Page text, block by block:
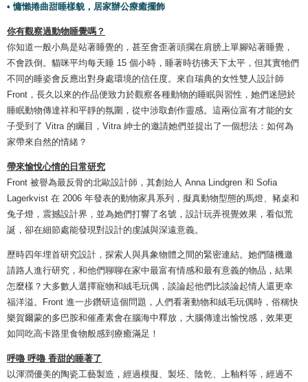
• 慵懶捲曲甜睡樣貌，居家辦公療癒擺飾
你有觀察過動物睡覺嗎？
你知道一般小鳥是站著睡覺的，甚至會歪著頭擱在肩膀上單腳站著睡覺，
不會跌倒。貓咪平均每天睡 15 個小時，睡著時彷彿天下太平，但其實牠們
不同的睡姿會反應出對身處環境的信任度。來自瑞典的女性雙人設計師
Front，長久以來的作品便致力於觀察各種動物的睡眠與習性，她們迷戀於
睡眠動物傳達祥和平靜的氛圍，從中涉取創作靈感。這兩位富有才能的女
子受到了 Vitra 的矚目，Vitra 紳士的邀請她們並提出了一個想法：如何為
家帶來自然的情緒？
帶來愉悅心情的日常研究
Front 被譽為最反骨的北歐設計師，其創始人 Anna Lindgren 和 Sofia
Lagerkvist 在 2006 年發表的動物家具系列，擬真動物型態的馬燈、豬桌和
兔子燈，震撼設計界，並為她們打響了名號，設計玩弄視覺效果，看似荒
誕，卻在細節處能發現對設計的虔誠與深遠意義。
歷時四年埋首研究設計，探索人與具象物體之間的緊密連結。她們隨機邀
請路人進行研究，和他們聊聊在家中最富有情感和最有意義的物品，結果
怎麼樣？大多數人選擇寵物和絨毛玩偶，談論起他們比談論起情人還更幸
福洋溢。Front 進一步鑽研這個問題，人們看著動物和絨毛玩偶時，俗稱快
樂賀爾蒙的多巴胺和催產素會在腦海中釋放，大腦傳達出愉悅感，效果更
如同吃高卡路里食物般感到療癒滿足！
呼嚕 呼嚕 香甜的睡著了
以渾潤優美的陶瓷工藝製造，經過模擬、製坯、陰乾、上釉料等，經過不